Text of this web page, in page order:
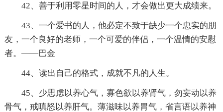
42、善于利用零星时间的人，才会做出更大成绩来。
43、一个爱书的人，他必定不致于缺少一个忠实的朋
友，一个良好的老师，一个可爱的伴侣，一个温情的安慰
者。——巴金
44、读出自己的格式，成就不凡的人生。
45、少思虑以养心气，寡色欲以养肾气，勿妄动以养
骨气，戒嗔怒以养肝气。薄滋味以养胃气，省言语以养神